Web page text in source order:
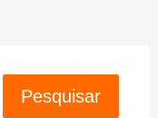
Pesquisar